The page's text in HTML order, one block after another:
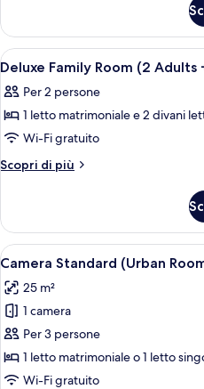
Junior
Apri
tutte
le
foto
per
Deluxe
(2
Adults
+
2
Children)
4
Deluxe Family Room (2 Adults
Per 2 persone
1 letto matrimoniale e 2 divani
Wi-Fi gratuito
Scopri di più
Altri
Family
Room
(2
+
2
Apri
tutte
le
foto
per
Camera
Standard
4
Camera Standard (Urban
25 m²
1 camera
Per 3 persone
1 letto matrimoniale o 1 letto
Wi-Fi gratuito